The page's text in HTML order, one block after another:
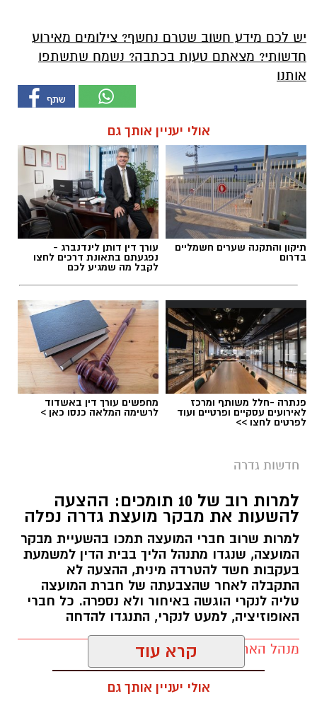
יש לכם מידע חשוב שטרם נחשף? צילומים מאירוע
חדשותי? מצאתם טעות בכתבה? נשמח שתשתפו
אותנו
אולי יעניין אותך גם
תיקון והתקנה שערים חשמליים
בדרום
עורך דין דותן לינדנברג -
נפגעתם בתאונת דרכים לחצו
לקבל מה שמגיע לכם
פנתרה -חלל משותף ומרכז
לאירועים עסקיים ופרטיים ועוד
לפרטים לחצו >>
מחפשים עורך דין באשדוד
לרשימה המלאה כנסו כאן >
חדשות גדרה
למרות רוב של 10 תומכים: ההצעה
להשעות את מבקר מועצת גדרה נפלה
למרות שרוב חברי המועצה תמכו בהשעיית מבקר
המועצה, שנגדו מתנהל הליך בבית הדין למשמעת
בעקבות חשד להטרדה מינית, ההצעה לא
התקבלה לאחר שהצבעתה של חברת המועצה
טליה לנקרי הוגשה באיחור ולא נספרה. כל חברי
האופוזיציה, למעט לנקרי, התנגדו להדחה
מנהל האתר / 17:29 06.08.26 קרא עוד
אולי יעניין אותך גם